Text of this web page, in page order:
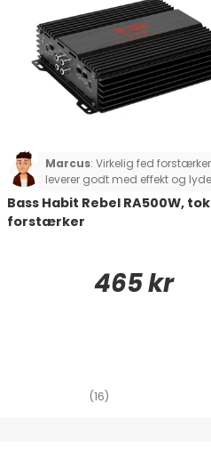
Marcus: Virkelig fed
leverer godt med effekt og
rigtig godt!
Bass Habit Rebel RA500W,
forstærker
465 kr
(16)